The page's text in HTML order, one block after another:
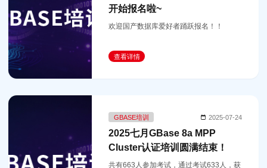
开始报名啦~
欢迎国产数据库爱好者踊跃报名！！
查看详情
GBASE培训 2025-07-24
2025七月GBase 8a MPP
Cluster认证培训圆满结束！
共有663人参加考试，通过考试633人，获